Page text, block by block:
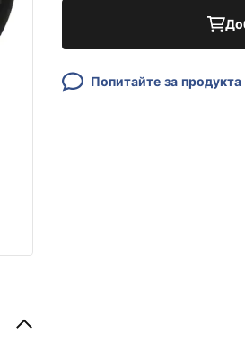
Попитайте за продукта